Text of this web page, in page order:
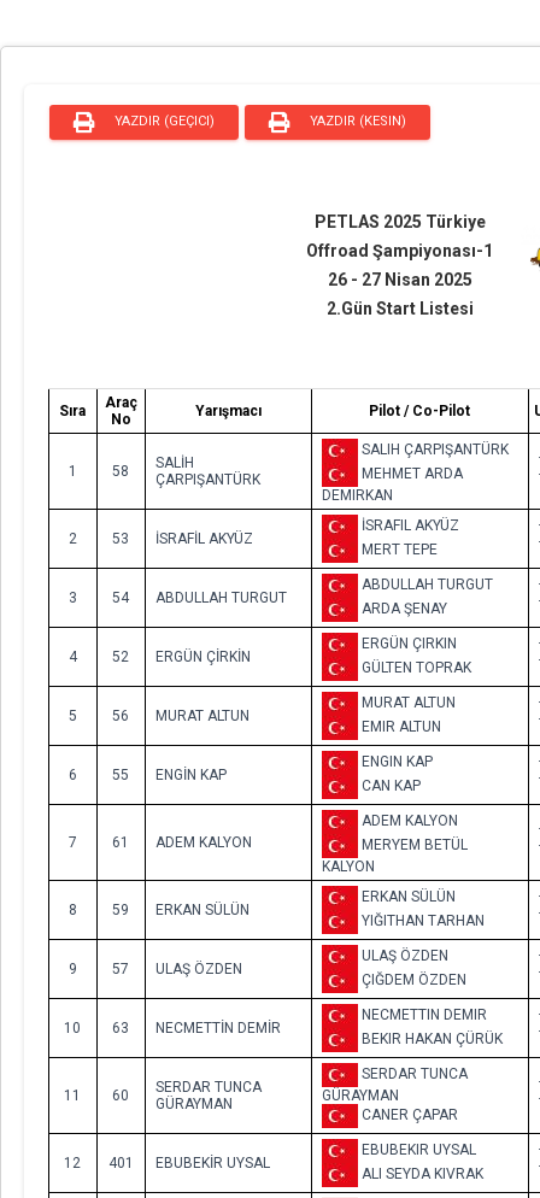
YAZDIR (GEÇICI) YAZDIR (KESIN)
PETLAS 2025 Türkiye
Offroad Şampiyonası-1
26 - 27 Nisan 2025
2.Gün Start Listesi
Sıra
Araç
No
Yarışmacı Pilot / Co-Pilot
1 58
SALİH
ÇARPIŞANTÜRK
SALIH ÇARPIŞANTÜRK
MEHMET ARDA
DEMIRKAN
2 53 İSRAFİL AKYÜZ
İSRAFIL AKYÜZ
MERT TEPE
3 54 ABDULLAH TURGUT
ABDULLAH TURGUT
ARDA ŞENAY
4 52 ERGÜN ÇİRKİN
ERGÜN ÇIRKIN
GÜLTEN TOPRAK
5 56 MURAT ALTUN
MURAT ALTUN
EMIR ALTUN
6 55 ENGİN KAP
ENGIN KAP
CAN KAP
7 61 ADEM KALYON
ADEM KALYON
MERYEM BETÜL
KALYON
8 59 ERKAN SÜLÜN
ERKAN SÜLÜN
YIĞITHAN TARHAN
9 57 ULAŞ ÖZDEN
ULAŞ ÖZDEN
ÇIĞDEM ÖZDEN
10 63 NECMETTİN DEMİR
NECMETTIN DEMIR
BEKIR HAKAN ÇÜRÜK
11 60
SERDAR TUNCA
GÜRAYMAN
SERDAR TUNCA
GÜRAYMAN
CANER ÇAPAR
12 401 EBUBEKİR UYSAL
EBUBEKIR UYSAL
ALI SEYDA KIVRAK